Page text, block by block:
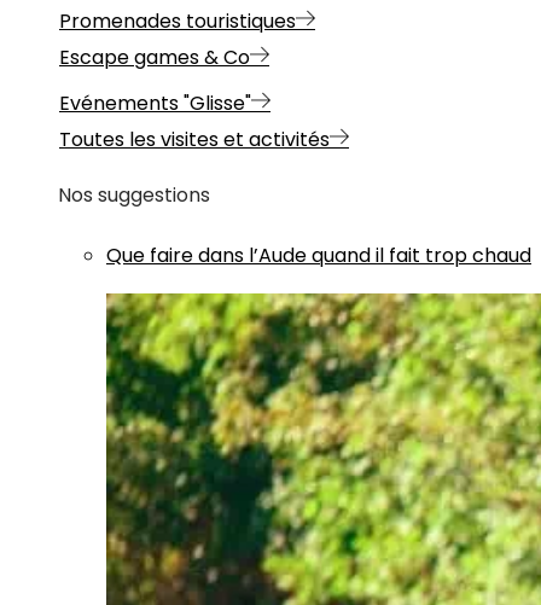
Promenades touristiques
Escape games & Co
Evénements "Glisse"
Toutes les visites et activités
Nos suggestions
Que faire dans l’Aude quand il fait trop chaud